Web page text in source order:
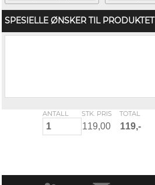
SPESIELLE ØNSKER TIL PRODUKTET
ANTALL STK. PRIS TOTAL